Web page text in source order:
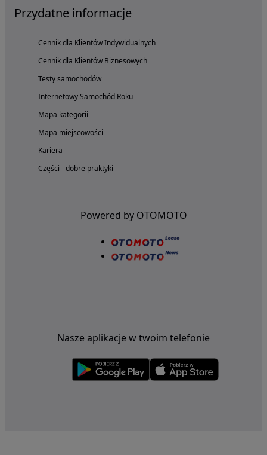
Przydatne informacje
Cennik dla Klientów Indywidualnych
Cennik dla Klientów Biznesowych
Testy samochodów
Internetowy Samochód Roku
Mapa kategorii
Mapa miejscowości
Kariera
Części - dobre praktyki
Powered by OTOMOTO
Nasze aplikacje w twoim telefonie